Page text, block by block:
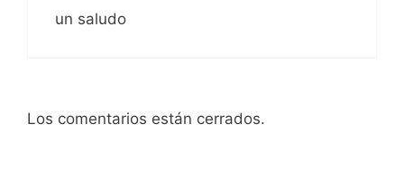
un saludo
Los comentarios están cerrados.